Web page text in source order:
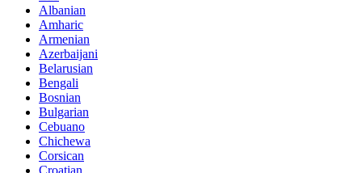
Albanian
Amharic
Armenian
Azerbaijani
Belarusian
Bengali
Bosnian
Bulgarian
Cebuano
Chichewa
Corsican
Croatian